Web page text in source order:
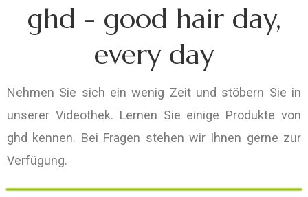
ghd - good hair day,
every day
Nehmen Sie sich ein wenig Zeit und stöbern Sie in
unserer Videothek. Lernen Sie einige Produkte von
ghd kennen. Bei Fragen stehen wir Ihnen gerne zur
Verfügung.